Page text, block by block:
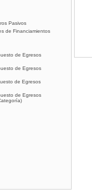
Pasivos
de Financiamientos
de Egresos
de Egresos
de Egresos
de Egresos